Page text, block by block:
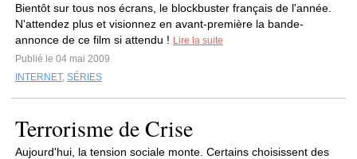
Bientôt sur tous nos écrans, le blockbuster français de l'année.
N'attendez plus et visionnez en avant-première la bande-
annonce de ce film si attendu ! Lire la suite
Publié le 04 mai 2009
INTERNET, SÉRIES
Terrorisme de Crise
Aujourd'hui, la tension sociale monte. Certains choisissent des